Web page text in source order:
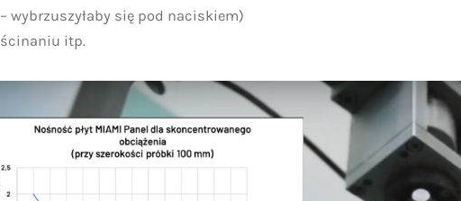
– wybrzuszyłaby się pod naciskiem)
ścinaniu itp.